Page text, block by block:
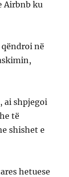
Airbnb ku
qëndroi në
ai shpjegoi
të
shishet e
hetuese